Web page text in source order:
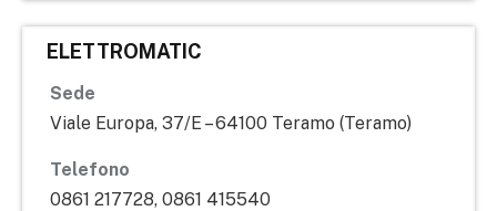
ELETTROMATIC
Sede
Viale Europa, 37/E – 64100 Teramo (Teramo)
Telefono
0861 217728, 0861 415540